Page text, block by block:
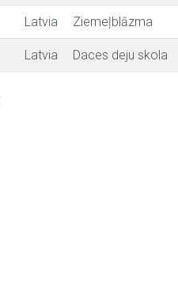
Latvia Ziemeļblāzma
Latvia Daces deju skola